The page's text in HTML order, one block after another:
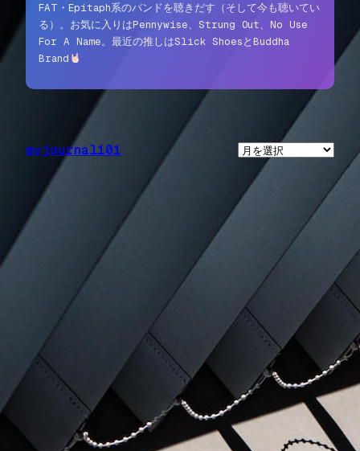
FAT・Epitaph系のバンドを聴きだす（そして今も聴いてい
る）。お気に入りはPennywise、Strung Out、No Use
For A Name。最近の推しはSlick ShoesとBuddha
Brand
myjournal101
ア
イ